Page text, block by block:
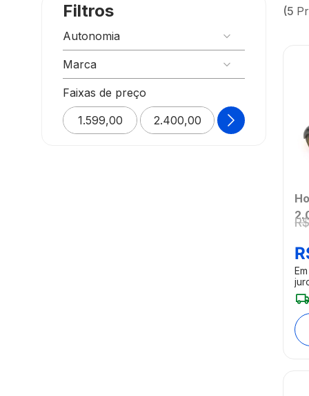
Filtros
Autonomia
Marca
Atrio
Multilaser
Faixas de preço
BUSCAR
5